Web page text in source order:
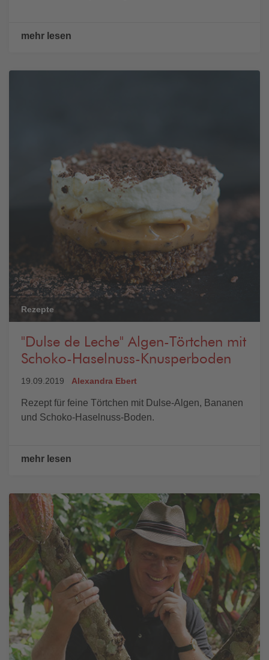
mehr lesen
Rezepte
"Dulse de Leche" Algen-Törtchen mit
Schoko-Haselnuss-Knusperboden
19.09.2019 Alexandra Ebert
Rezept für feine Törtchen mit Dulse-Algen, Bananen
und Schoko-Haselnuss-Boden.
mehr lesen